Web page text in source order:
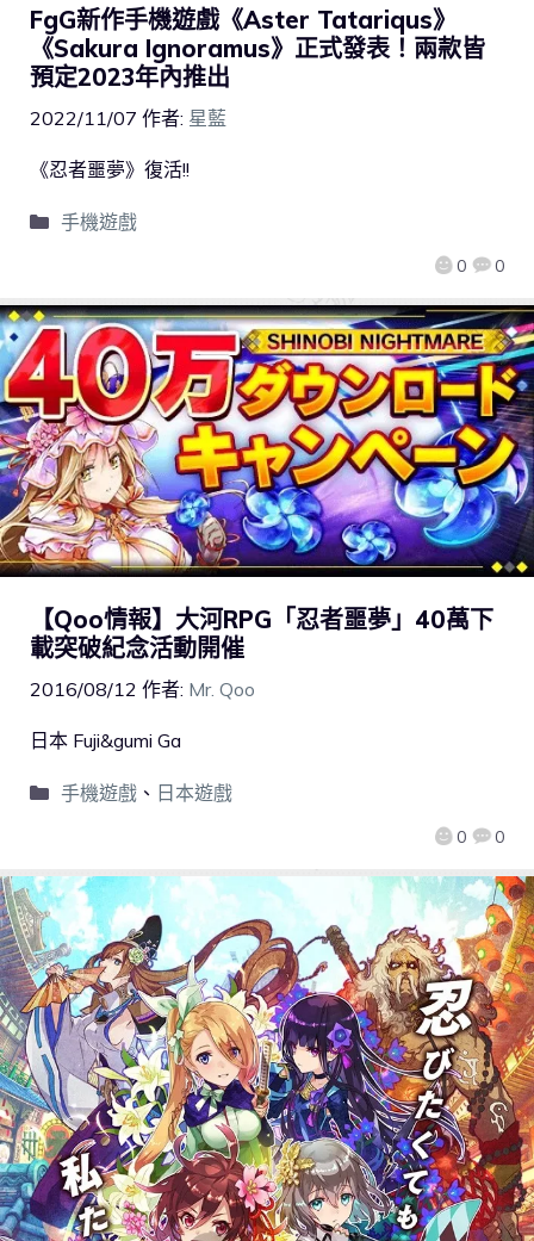
FgG新作手機遊戲《Aster Tatariqus》
《Sakura Ignoramus》正式發表！兩款皆
預定2023年內推出
2022/11/07 作者: 星藍
0 0
《忍者噩夢》復活!!
手機遊戲
【Qoo情報】大河RPG「忍者噩夢」40萬下
載突破紀念活動開催
2016/08/12 作者: Mr. Qoo
0 0
日本 Fuji&gumi Ga
手機遊戲、 日本遊戲